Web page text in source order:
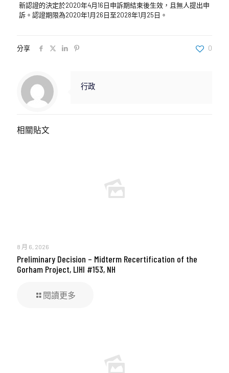
新認證的決定於2020年4月16日申訴期結束後生效，且無人提出申
訴。認證期限為2020年1月26日至2028年1月25日。
分享 0
行政
相關貼文
8 月 6, 2026
Preliminary Decision – Midterm Recertification of the
Gorham Project, LIHI #153, NH
閱讀更多